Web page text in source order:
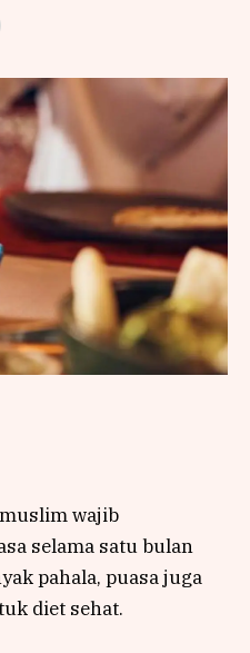
wajib
selama satu bulan
pahala, puasa juga
diet sehat.